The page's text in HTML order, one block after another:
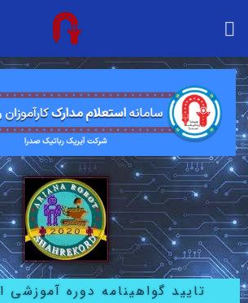
تایید گواهینامه دوره آموزشی